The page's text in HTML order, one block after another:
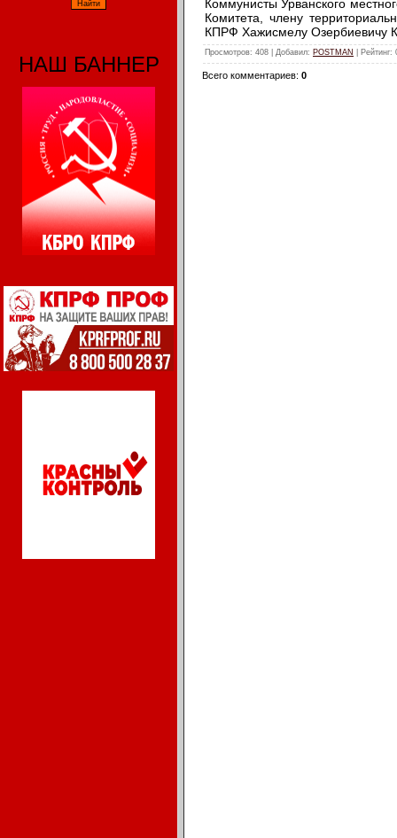
НАШ БАННЕР
Коммунисты Урванского
Комитета, члену
КПРФ Хажисмелу Озербиевичу
Просмотров: 408 | Добавил: POSTMAN Рейтинг:
Всего комментариев: 0